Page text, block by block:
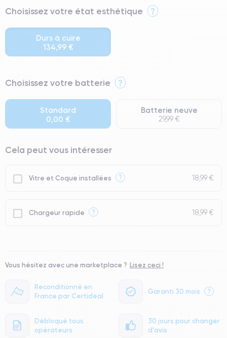
Reconditionné en
France par Certideal
Garanti 30 mois ?
Débloqué tous
opérateurs
30 jours pour changer
d'avis
Choisissez votre état esthétique ?
Durs à cuire
134,99 €
⭐ Premium
● Batterie : usage intensif.
● Seuls 5% de nos téléphones ont un grade Premium.
Choisissez votre batterie ?
Standard
0,00 €
Batterie neuve
29,99 €
Cela peut vous intéresser
Vitre et Coque installées ? 18,99 €
Chargeur rapide ? 18,99 €
Vous hésitez avec une marketplace ? Lisez ceci !